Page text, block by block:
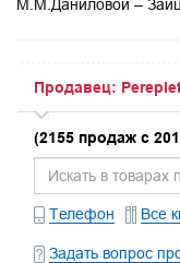
М.М.Даниловой –
Продавец:
(2155 продаж с
Телефон Все
Задать вопрос